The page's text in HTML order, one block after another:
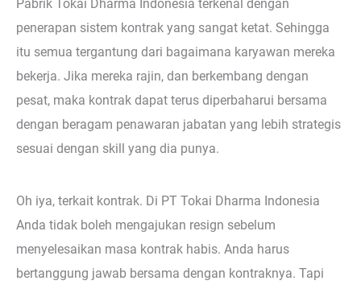
Pabrik Tokai Dharma Indonesia terkenal dengan
penerapan sistem kontrak yang sangat ketat. Sehingga
itu semua tergantung dari bagaimana karyawan mereka
bekerja. Jika mereka rajin, dan berkembang dengan
pesat, maka kontrak dapat terus diperbaharui bersama
dengan beragam penawaran jabatan yang lebih strategis
sesuai dengan skill yang dia punya.
Oh iya, terkait kontrak. Di PT Tokai Dharma Indonesia
Anda tidak boleh mengajukan resign sebelum
menyelesaikan masa kontrak habis. Anda harus
bertanggung jawab bersama dengan kontraknya. Tapi